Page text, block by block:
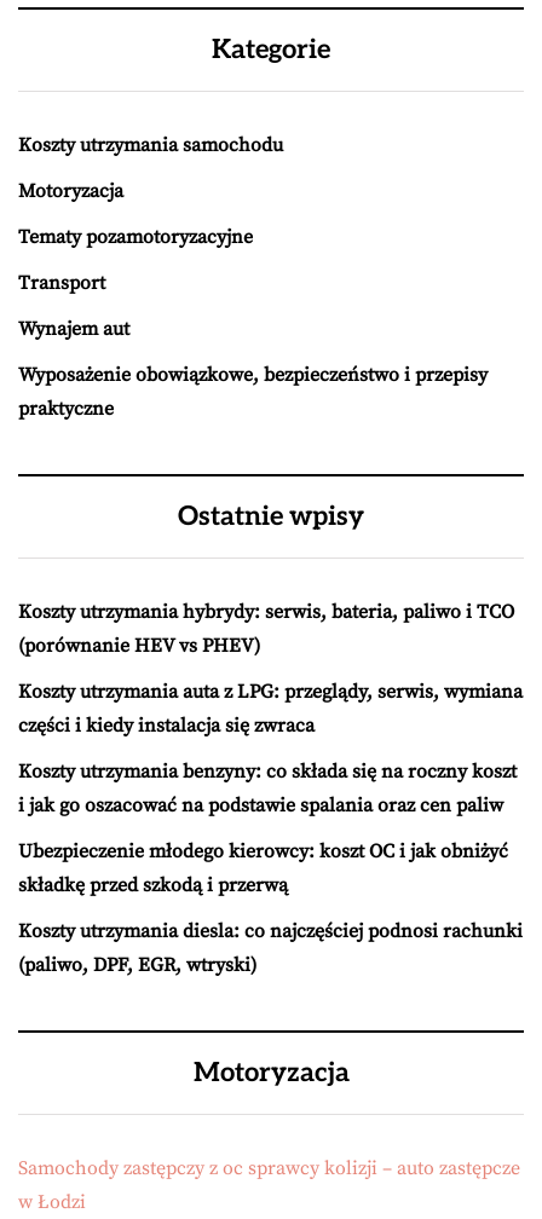
Kategorie
Koszty utrzymania samochodu
Motoryzacja
Tematy pozamotoryzacyjne
Transport
Wynajem aut
Wyposażenie obowiązkowe, bezpieczeństwo i przepisy
praktyczne
Ostatnie wpisy
Koszty utrzymania hybrydy: serwis, bateria, paliwo i TCO
(porównanie HEV vs PHEV)
Koszty utrzymania auta z LPG: przeglądy, serwis, wymiana
części i kiedy instalacja się zwraca
Koszty utrzymania benzyny: co składa się na roczny koszt
i jak go oszacować na podstawie spalania oraz cen paliw
Ubezpieczenie młodego kierowcy: koszt OC i jak obniżyć
składkę przed szkodą i przerwą
Koszty utrzymania diesla: co najczęściej podnosi rachunki
(paliwo, DPF, EGR, wtryski)
Motoryzacja
Samochody zastępczy z oc sprawcy kolizji – auto zastępcze
w Łodzi